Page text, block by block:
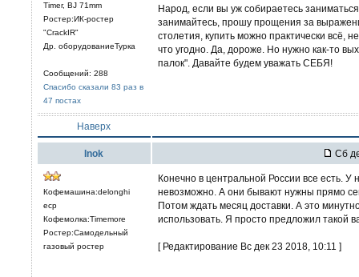
Timer, BJ 71mm
Ростер:ИК-ростер
"CrackIR"
Др. оборудованиеТурка
Сообщений: 288
Спасибо сказали 83 раз в
47 постах
Народ, если вы уж собираетесь
занимайтесь, прошу прощения за
столетия, купить можно практически всё,
что угодно. Да, дороже. Но нужно как-то
палок". Давайте будем уважать СЕБЯ!
Наверх
Inok Сб
Кофемашина:delonghi
ecp
Кофемолка:Timemore
Ростер:Самодельный
газовый ростер
Конечно в центральной России все есть. У
невозможно. А они бывают нужны прямо
Потом ждать месяц доставки. А это
использовать. Я просто предложил такой
[ Редактирование Вс дек 23 2018, 10:11 ]